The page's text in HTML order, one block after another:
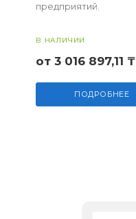
предприятий.
В НАЛИЧИИ
от 3 016 897,11 ₸
ПОДРОБНЕЕ